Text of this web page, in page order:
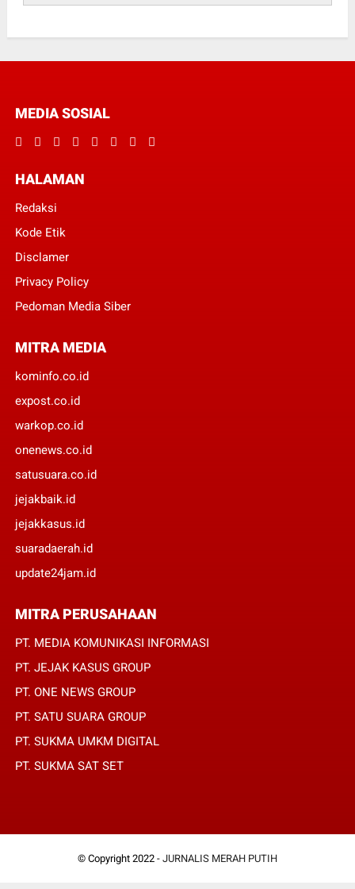
MEDIA SOSIAL
HALAMAN
Redaksi
Kode Etik
Disclamer
Privacy Policy
Pedoman Media Siber
MITRA MEDIA
kominfo.co.id
expost.co.id
warkop.co.id
onenews.co.id
satusuara.co.id
jejakbaik.id
jejakkasus.id
suaradaerah.id
update24jam.id
MITRA PERUSAHAAN
PT. MEDIA KOMUNIKASI INFORMASI
PT. JEJAK KASUS GROUP
PT. ONE NEWS GROUP
PT. SATU SUARA GROUP
PT. SUKMA UMKM DIGITAL
PT. SUKMA SAT SET
© Copyright 2022 - JURNALIS MERAH PUTIH